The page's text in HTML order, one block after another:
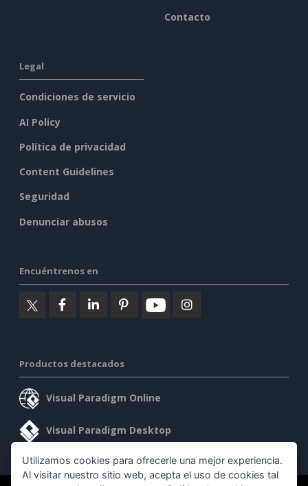
Contacto
Legal
Condiciones de servicio
AI Policy
Política de privacidad
Content Guidelines
Seguridad
Denunciar abusos
Encuéntrenos en
Productos destacados
Visual Paradigm Online
Visual Paradigm Desktop
Utilizamos cookies para ofrecerle una mejor experiencia.
Al visitar nuestro sitio web, acepta el uso de cookies tal